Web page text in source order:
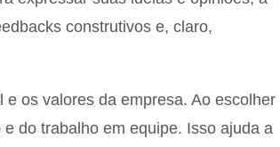
construtivos e, claro,
os valores da empresa. Ao escolher
do trabalho em equipe. Isso ajuda a